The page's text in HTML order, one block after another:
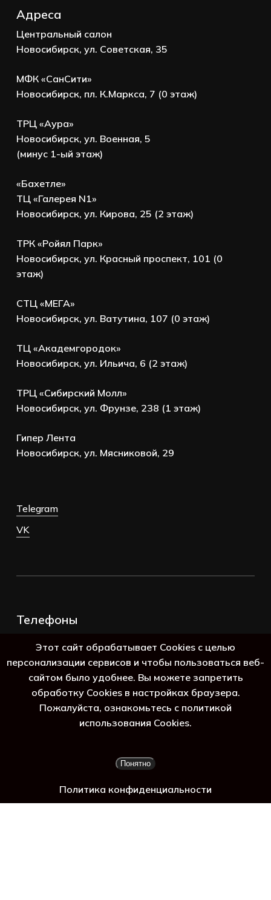
Просмотр корзины
Адреса
Центральный салон
Новосибирск, ул. Советская, 35
МФК «СанСити»
Новосибирск, пл. К.Маркса, 7 (0 этаж)
ТРЦ «Аура»
Новосибирск, ул. Военная, 5
(минус 1-ый этаж)
«Бахетле»
ТЦ «Галерея N1»
Новосибирск, ул. Кирова, 25 (2 этаж)
ТРК «Ройял Парк»
Новосибирск, ул. Красный проспект, 101 (0
этаж)
СТЦ «МЕГА»
Новосибирск, ул. Ватутина, 107 (0 этаж)
ТЦ «Академгородок»
Новосибирск, ул. Ильича, 6 (2 этаж)
ТРЦ «Сибирский Молл»
Новосибирск, ул. Фрунзе, 238 (1 этаж)
Гипер Лента
Новосибирск, ул. Мясниковой, 29
Telegram
VK
Телефоны
8 (800) 250-69-39
Этот сайт обрабатывает Cookies с целью
персонализации сервисов и чтобы пользоваться веб-
сайтом было удобнее. Вы можете запретить
обработку Cookies в настройках браузера.
Пожалуйста, ознакомьтесь с политикой
использования Cookies.
Понятно
Политика конфиденциальности